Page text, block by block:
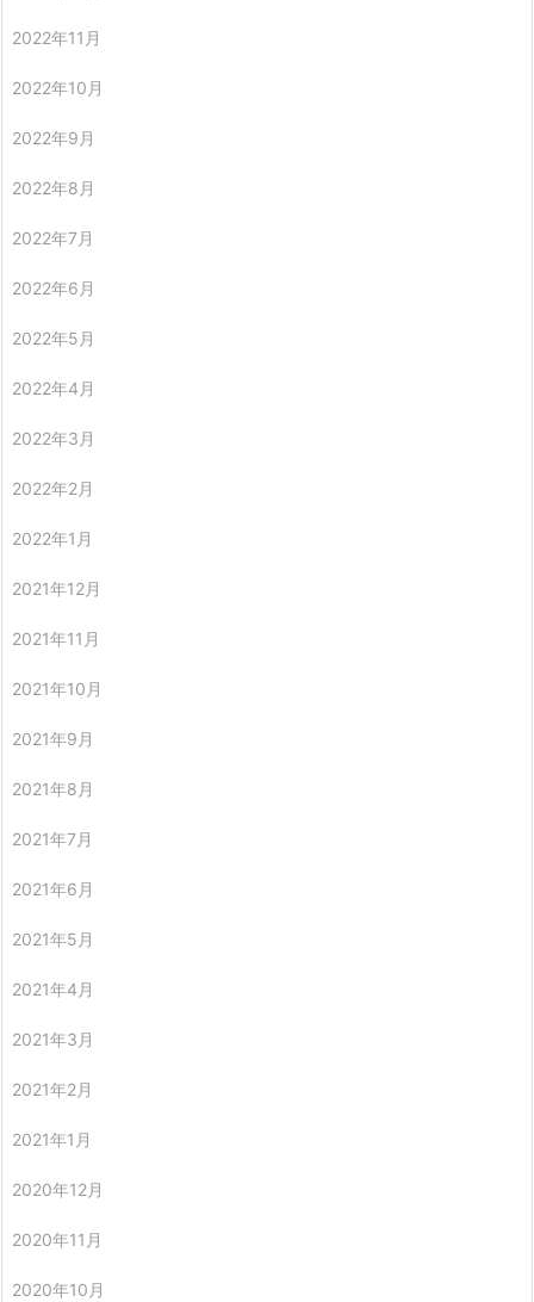
2022年11月
2022年10月
2022年9月
2022年8月
2022年7月
2022年6月
2022年5月
2022年4月
2022年3月
2022年2月
2022年1月
2021年12月
2021年11月
2021年10月
2021年9月
2021年8月
2021年7月
2021年6月
2021年5月
2021年4月
2021年3月
2021年2月
2021年1月
2020年12月
2020年11月
2020年10月